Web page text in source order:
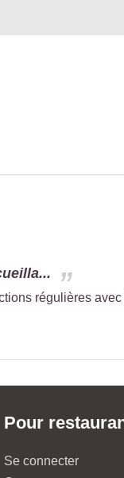
régulières
Pour
Se connecter